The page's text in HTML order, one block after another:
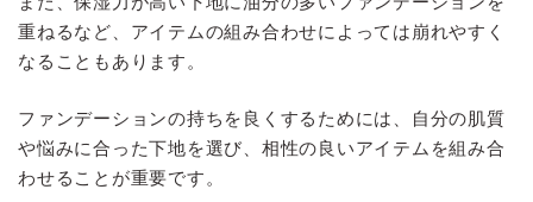
重ねるなど、アイテムの組み合わせによっては崩れやすく
なることもあります。
ファンデーションの持ちを良くするためには、自分の肌質
や悩みに合った下地を選び、相性の良いアイテムを組み合
わせることが重要です。